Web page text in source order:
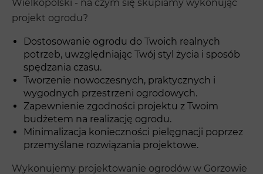
Wielkopolski - na czym się skupiamy wykonując
projekt ogrodu?
Dostosowanie ogrodu do Twoich realnych
potrzeb, uwzględniając Twój styl życia i sposób
spędzania czasu.
Tworzenie nowoczesnych, praktycznych i
wygodnych przestrzeni ogrodowych.
Zapewnienie zgodności projektu z Twoim
budżetem na realizację ogrodu.
Minimalizacja konieczności pielęgnacji poprzez
przemyślane rozwiązania projektowe.
Wykonujemy projektowanie ogrodów w Gorzowie